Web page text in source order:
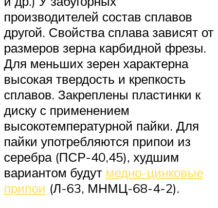
производителей состав сплавов
другой. Свойства сплава зависят от
размеров зерна карбидной фрезы.
Для меньших зерен характерна
высокая твердость и крепкость
сплавов. Закреплены пластинки к
диску с применением
высокотемпературной пайки. Для
пайки употребляются припои из
серебра (ПСР-40,45), худшим
вариантом будут медно-цинковые
припои (Л-63, МНМЦ-68-4-2).